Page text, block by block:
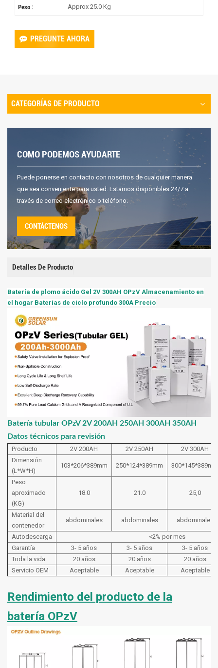
Peso : Approx 25.0 Kg
PREGUNTE AHORA
CATEGORÍAS DE PRODUCTO
COMO PODEMOS AYUDARTE
Puede ponerse en contacto con nosotros de cualquier manera
que sea conveniente para usted. Estamos disponibles 24/7 a
través de correo electrónico o teléfono.
CONTÁCTENOS
Detalles De Producto
Batería de plomo ácido Gel 2V 300AH OPzV Almacenamiento en
el hogar Baterías de ciclo profundo 300A Precio
Batería tubular OPzV 2V 200AH 250AH 300AH 350AH
Datos técnicos para revisión
Producto 2V 200AH 2V 250AH
2V 300AH
Dimensión
(L*W*H)
103*206*389mm 250*124*389mm 300*145*389mm
Peso
aproximado
(KG)
18.0 21.0 25,0
Material del
contenedor
abdominales abdominales abdominales
Autodescarga
<2% por mes
Garantía
3- 5 años 3- 5 años
3- 5 años
Toda la vida
20 años 20 años
20 años
Servicio OEM
Aceptable Aceptable Aceptable
Rendimiento del producto de la
batería OPzV